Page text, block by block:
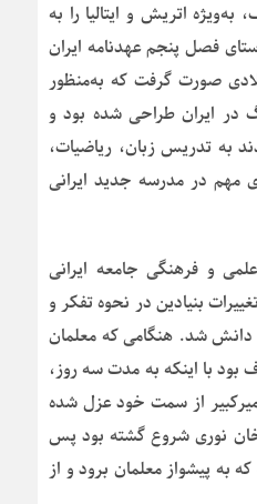
اتریش و ایتالیا را به
فصل پنجم عهدنامه ایران
در سال ۱۸۱۴ میلادی صورت گرفت که به‌منظور
در ایران طراحی شده بود و
به تدریس زبان، ریاضیات،
مهم در مدرسه جدید ایرانی
و فرهنگی جامعه ایرانی
بنیادین در نحوه تفکر و
شد. هنگامی که معلمان
بود با اینکه به مدت سه روز،
از سمت خود عزل شده
نوری شروع گشته بود پس
به پیشواز معلمان برود و از